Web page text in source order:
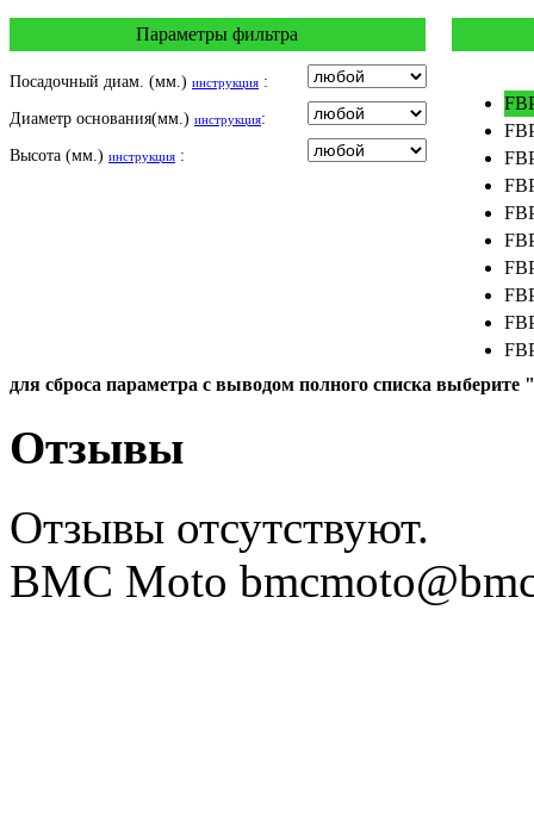
NORTON
PRE-FILTERS
ROYAL ENFIELD
Параметры фильтра
Посадочный диам. (мм.) инструкция :
Диаметр основания(мм.) инструкция:
Высота (мм.) инструкция :
для сброса параметра с выводом полного списка
Отзывы
Отзывы отсутствуют.
BMC Moto